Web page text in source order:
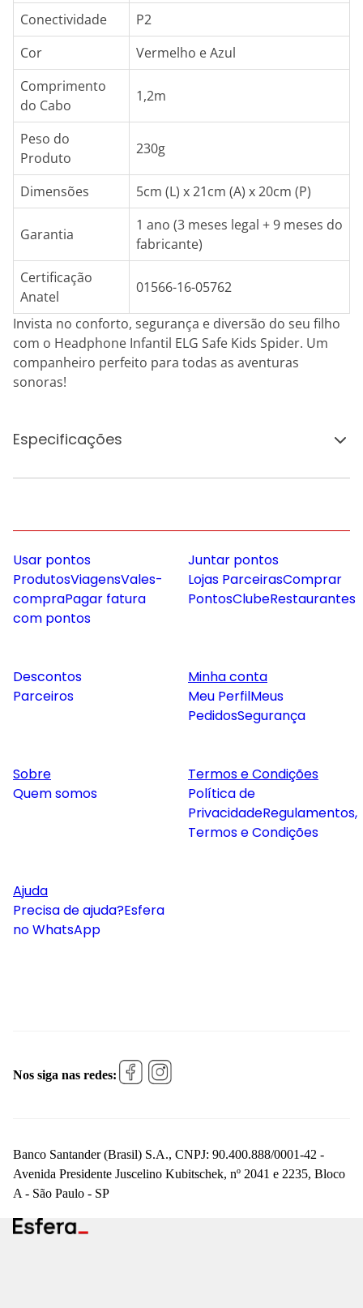
Conectividade
P2
Cor
Vermelho e Azul
Comprimento
do Cabo
1,2m
Peso do
Produto
230g
Dimensões 5cm (L) x 21cm (A) x 20cm (P)
Garantia
1 ano (3 meses legal + 9 meses do
fabricante)
Certificação
Anatel
01566-16-05762
Invista no conforto, segurança e diversão do seu filho
com o Headphone Infantil ELG Safe Kids Spider. Um
companheiro perfeito para todas as aventuras
sonoras!
Especificações
Usar pontos
ProdutosViagensVales-
compraPagar fatura
com pontos
Juntar pontos
Lojas ParceirasComprar
PontosClubeRestaurantes
Descontos
Parceiros
Minha conta
Meu PerfilMeus
PedidosSegurança
Sobre
Quem somos
Termos e Condições
Política de
PrivacidadeRegulamentos,
Termos e Condições
Ajuda
Precisa de ajuda?Esfera
no WhatsApp
Nos siga nas redes:
Banco Santander (Brasil) S.A., CNPJ: 90.400.888/0001-42 -
Avenida Presidente Juscelino Kubitschek, nº 2041 e 2235, Bloco
A - São Paulo - SP